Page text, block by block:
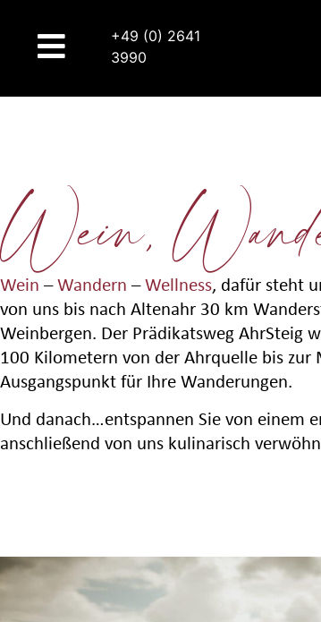
+49 (0) 2641
3990
Wein,
Wein –Wandern –Wellness, dafür steht
von uns bis nach Altenahr 30 km
Weinbergen. Der Prädikatsweg AhrSteig
100 Kilometern von der Ahrquelle bis zur
Ausgangspunkt für Ihre Wanderungen.
Und danach…entspannen Sie von einem
anschließend von uns kulinarisch